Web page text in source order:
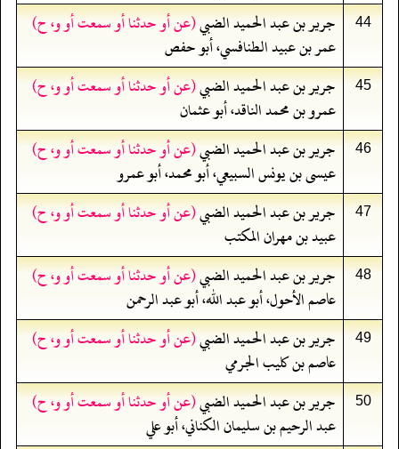
44 جرير بن عبد الحميد الضبي(عن أو حدثنا أو سمعت أو و، ح)
عمر بن عبيد الطنافسي، أبو حفص
45 جرير بن عبد الحميد الضبي(عن أو حدثنا أو سمعت أو و، ح)
عمرو بن محمد الناقد، أبو عثمان
46 جرير بن عبد الحميد الضبي(عن أو حدثنا أو سمعت أو و، ح)
عيسى بن يونس السبيعي، أبو محمد، أبو عمرو
47 جرير بن عبد الحميد الضبي(عن أو حدثنا أو سمعت أو و، ح)
عبيد بن مهران المكتب
48 جرير بن عبد الحميد الضبي(عن أو حدثنا أو سمعت أو و، ح)
عاصم الأحول، أبو عبد الله، أبو عبد الرحمن
49 جرير بن عبد الحميد الضبي(عن أو حدثنا أو سمعت أو و، ح)
عاصم بن كليب الجرمي
50 جرير بن عبد الحميد الضبي(عن أو حدثنا أو سمعت أو و، ح)
عبد الرحيم بن سليمان الكناني، أبو علي